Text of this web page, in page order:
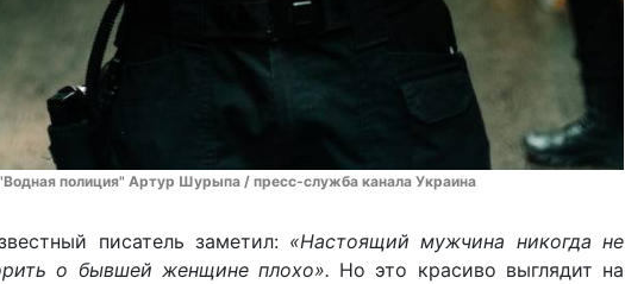
полиция" Артур Шурыпа / пресс-служба канала Украина
писатель заметил: «Настоящий мужчина никогда не
о бывшей женщине плохо». Но это красиво выглядит на